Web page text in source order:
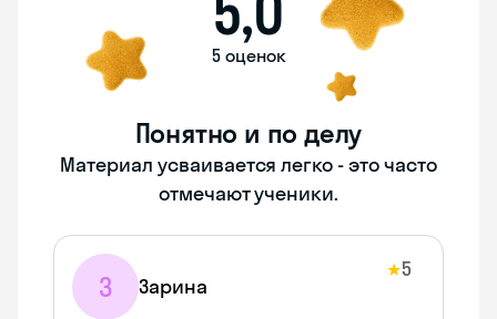
5 оценок
Понятно и по делу
Материал усваивается легко - это часто
отмечают ученики.
З Зарина
★5